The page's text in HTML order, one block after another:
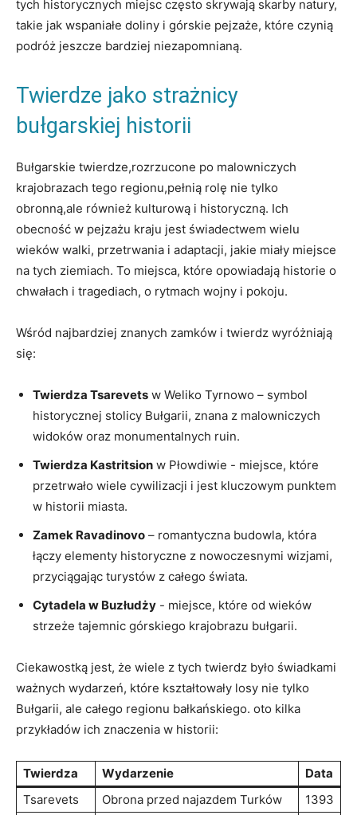
tych historycznych ⁤miejsc często skrywają skarby natury,⁤
takie⁢ jak wspaniałe doliny‌ i górskie pejzaże, ⁤które czynią
podróż jeszcze‍ bardziej niezapomnianą.
Twierdze jako strażnicy⁢
bułgarskiej historii
Bułgarskie twierdze,rozrzucone po malowniczych
krajobrazach ‍tego regionu,pełnią rolę nie‍ tylko
obronną,ale również kulturową i historyczną. Ich
obecność w pejzażu​ kraju jest świadectwem wielu
wieków walki, przetrwania i​ adaptacji, jakie miały miejsce
⁤na tych‍ ziemiach. To miejsca, które opowiadają historie o
chwałach i tragediach, ‍o rytmach wojny i⁣ pokoju.
Wśród najbardziej znanych zamków i twierdz wyróżniają⁢
się:
Twierdza Tsarevets w Weliko Tyrnowo – symbol
‍historycznej‌ stolicy Bułgarii, ⁣znana z malowniczych⁢
widoków oraz monumentalnych ⁣ruin.
Twierdza ⁣Kastritsion w ‌Płowdiwie -⁣ miejsce, które
przetrwało wiele cywilizacji i jest kluczowym punktem
w historii miasta.
Zamek ⁤Ravadinovo – romantyczna budowla, która
łączy elementy⁣ historyczne z nowoczesnymi wizjami,
przyciągając turystów z całego świata.
Cytadela w Buzłudży ⁤- miejsce, które od wieków
strzeże tajemnic górskiego krajobrazu‌ bułgarii.
Ciekawostką⁤ jest,​ że wiele​ z tych ⁢twierdz było świadkami
ważnych wydarzeń, które kształtowały losy ⁣nie tylko
Bułgarii, ale całego regionu ⁣bałkańskiego. oto kilka
przykładów⁣ ich znaczenia⁤ w historii:
Twierdza Wydarzenie
Data
Tsarevets
Obrona przed najazdem ​Turków
1393